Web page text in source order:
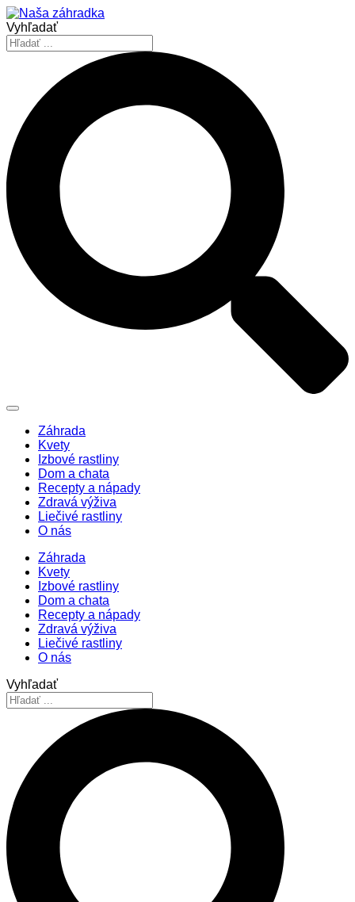
Vyhľadať
Záhrada
Kvety
Izbové rastliny
Dom a chata
Recepty a nápady
Zdravá výživa
Liečivé rastliny
O nás
Záhrada
Kvety
Izbové rastliny
Dom a chata
Recepty a nápady
Zdravá výživa
Liečivé rastliny
O nás
Vyhľadať